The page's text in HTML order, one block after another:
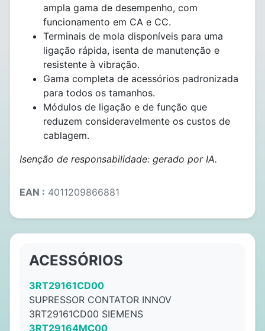
ampla gama de desempenho, com
funcionamento em CA e CC.
Terminais de mola disponíveis para uma
ligação rápida, isenta de manutenção e
resistente à vibração.
Gama completa de acessórios padronizada
para todos os tamanhos.
Módulos de ligação e de função que
reduzem consideravelmente os custos de
cablagem.
Isenção de responsabilidade: gerado por IA.
EAN : 4011209866881
ACESSÓRIOS
3RT29161CD00
SUPRESSOR CONTATOR INNOV
3RT29161CD00 SIEMENS
3RT29164MC00